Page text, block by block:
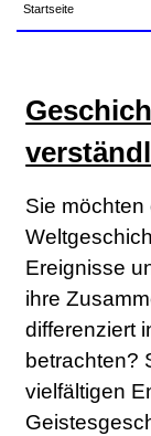
Startseite
Sie möchten
Ereignisse
ihre
differenziert
betrachten?
vielfältigen